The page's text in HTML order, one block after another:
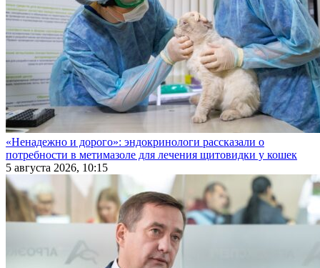
«Ненадежно и дорого»: эндокринологи рассказали о
потребности в метимазоле для лечения щитовидки у кошек
5 августа 2026, 10:15